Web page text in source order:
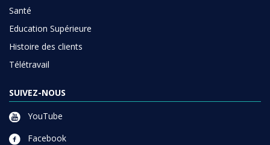
Santé
Education Supérieure
Histoire des clients
Télétravail
SUIVEZ-NOUS
YouTube
Facebook